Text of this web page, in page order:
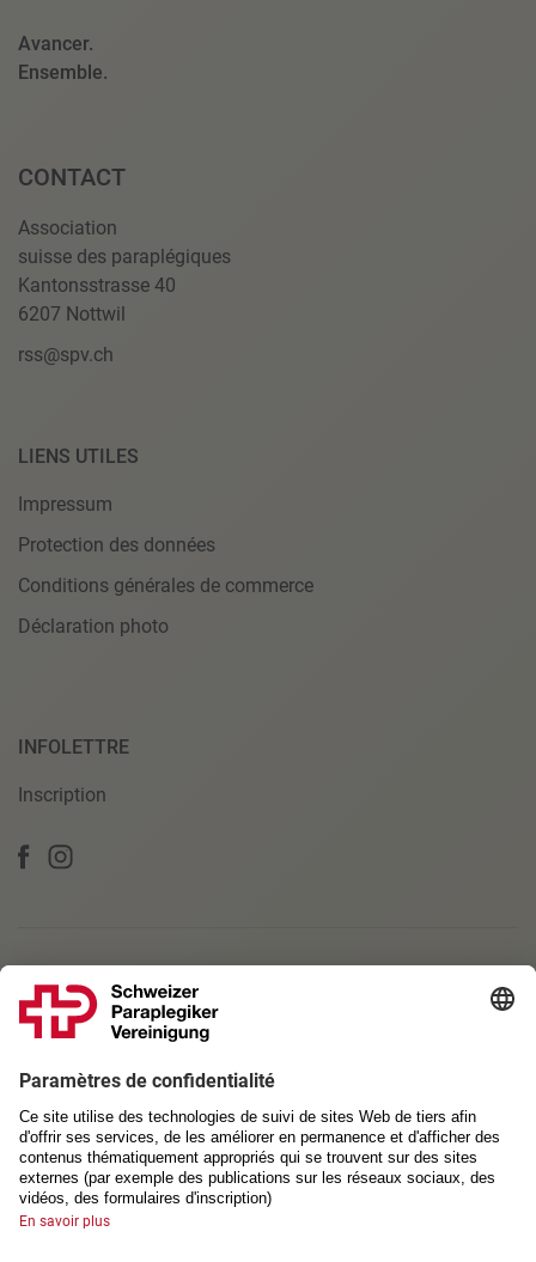
Avancer.
Ensemble.
CONTACT
Association
suisse des paraplégiques
Kantonsstrasse 40
6207 Nottwil
rss@spv.ch
LIENS UTILES
Impressum
Protection des données
Conditions générales de commerce
Déclaration photo
INFOLETTRE
Inscription
PARTENAIRE